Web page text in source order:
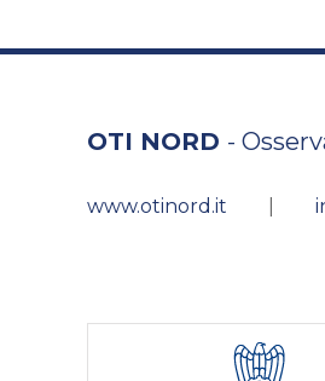
OTI NORD -
www.otinord.it